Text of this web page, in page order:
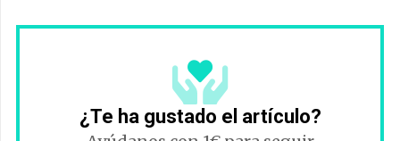
¿Te ha gustado el artículo?